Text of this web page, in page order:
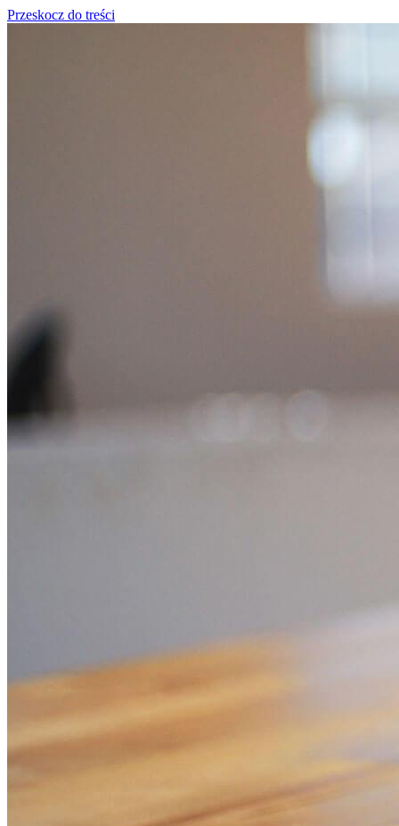
Przeskocz do treści